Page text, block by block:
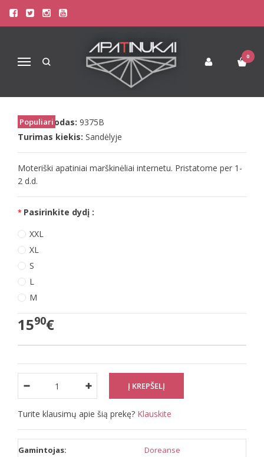
Navigacija
0
Pagrindinis
Apatinis Trikotažas Moterims
Apatiniai marškinėliai moterims
DOREANSE MOTERIŠKI APATINIAI
MARŠKINĖLIAI 9375
Populiari
Prekės kodas: 9375B
Turimas kiekis: Sandėlyje
Moteriški apatiniai marškinėliai internetu. Pristatome per 1-
2 d.d.
Pasirinkite dydį :
XXL
XL
S
L
M
1590€
Turite klausimų apie šią prekę? Klauskite
Gamintojas: Doreanse